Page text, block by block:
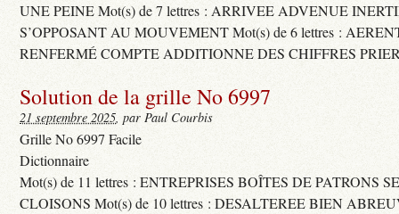
UNE PEINE Mot(s) de 7 lettres : ARRIVEE ADVENUE
S’OPPOSANT AU MOUVEMENT Mot(s) de 6 lettres :
RENFERMÉ COMPTE ADDITIONNE DES CHIFFRES
Solution de la grille No 6997
21 septembre 2025, par Paul Courbis
Grille No 6997 Facile
Dictionnaire
Mot(s) de 11 lettres : ENTREPRISES BOÎTES DE PATRONS
CLOISONS Mot(s) de 10 lettres : DESALTEREE BIEN